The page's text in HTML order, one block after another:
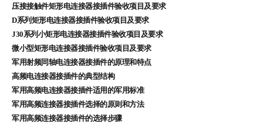
压接接触件矩形电连接器接插件验收项目及要求
D系列矩形电连接器接插件验收项目及要求
J30系列小矩形电连接器接插件验收项目及要求
微小型矩形电连接器接插件验收项目及要求
军用射频同轴电连接器接插件的原理和特点
高频电连接器接插件的典型结构
军用高频电连接器接插件适用的军用标准
军用高频连接器接插件选择的原则和方法
军用高频连接器接插件的选择步骤